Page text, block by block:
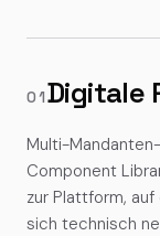
01Digitale
Multi-
Component
zur Plattform, auf
sich technisch